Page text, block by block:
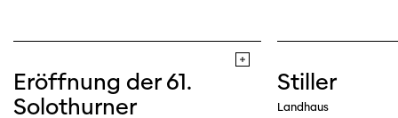
Eröffnung der 61.
Solothurner
Stiller
Landhaus